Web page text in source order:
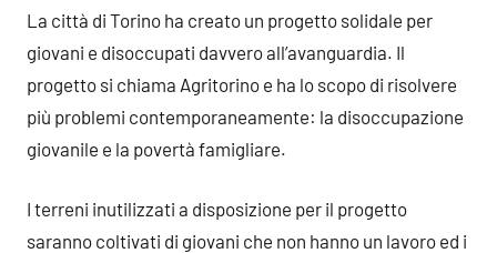
La città di Torino ha creato un progetto solidale per
giovani e disoccupati davvero all’avanguardia. Il
progetto si chiama Agritorino e ha lo scopo di risolvere
più problemi contemporaneamente: la disoccupazione
giovanile e la povertà famigliare.
I terreni inutilizzati a disposizione per il progetto
saranno coltivati di giovani che non hanno un lavoro ed i